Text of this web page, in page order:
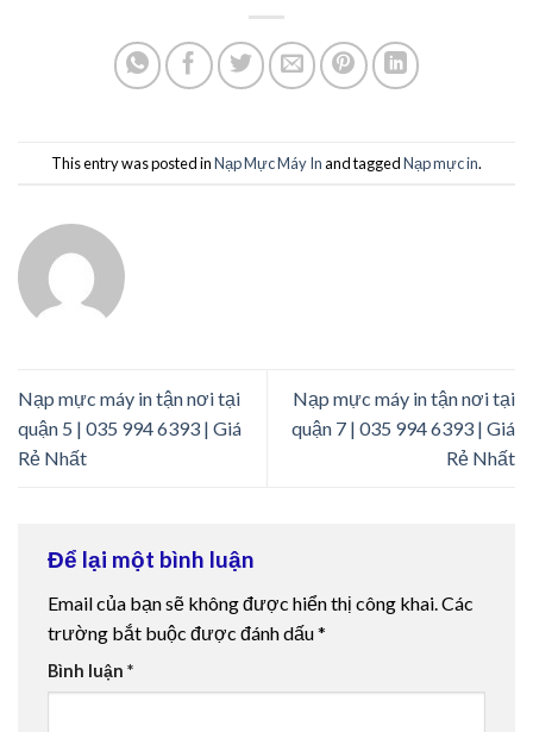
This entry was posted inNạp Mực Máy Inand taggedNạp mực in.
Nạp mực máy in tận nơi tại
quận 5 | 035 994 6393 | Giá
Rẻ Nhất
Nạp mực máy in tận nơi tại
quận 7 | 035 994 6393 | Giá
Rẻ Nhất
Để lại một bình luận
Email của bạn sẽ không được hiển thị công khai.Các
trường bắt buộc được đánh dấu*
Bình luận *